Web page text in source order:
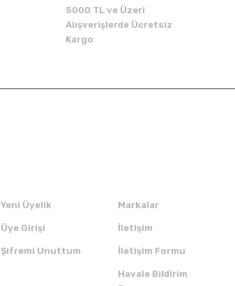
5000 TL ve Üzeri
Alışverişlerde Ücretsiz
Kargo
Yeni Üyelik
Üye Girişi
Şifremi Unuttum
Markalar
İletişim
İletişim Formu
Havale Bildirim